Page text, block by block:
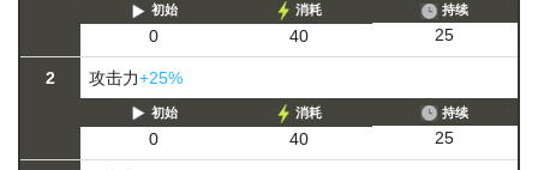
初始
0
消耗
40
持续
25
2 攻击力+25%
初始
0
消耗
40
持续
25